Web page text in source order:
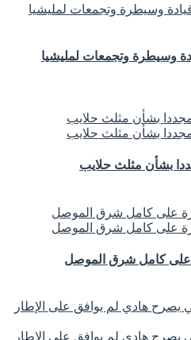
وسيطرة وتجمعات لمليشيا
بشأن مثلث حلايب
على كامل شرق الموصل